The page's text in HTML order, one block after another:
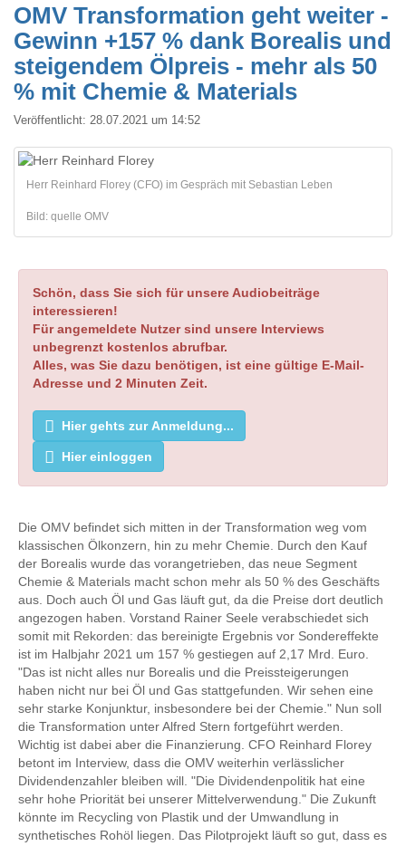
OMV Transformation geht weiter -
Gewinn +157 % dank Borealis und
steigendem Ölpreis - mehr als 50
% mit Chemie & Materials
Veröffentlicht: 28.07.2021 um 14:52
Herr Reinhard Florey (CFO) im Gespräch mit Sebastian Leben
Bild: quelle OMV
Schön, dass Sie sich für unsere Audiobeiträge
interessieren!
Für angemeldete Nutzer sind unsere Interviews
unbegrenzt kostenlos abrufbar.
Alles, was Sie dazu benötigen, ist eine gültige E-Mail-
Adresse und 2 Minuten Zeit.
Hier gehts zur Anmeldung...
Hier einloggen
Die OMV befindet sich mitten in der Transformation weg vom
klassischen Ölkonzern, hin zu mehr Chemie. Durch den Kauf
der Borealis wurde das vorangetrieben, das neue Segment
Chemie & Materials macht schon mehr als 50 % des Geschäfts
aus. Doch auch Öl und Gas läuft gut, da die Preise dort deutlich
angezogen haben. Vorstand Rainer Seele verabschiedet sich
somit mit Rekorden: das bereinigte Ergebnis vor Sondereffekte
ist im Halbjahr 2021 um 157 % gestiegen auf 2,17 Mrd. Euro.
"Das ist nicht alles nur Borealis und die Preissteigerungen
haben nicht nur bei Öl und Gas stattgefunden. Wir sehen eine
sehr starke Konjunktur, insbesondere bei der Chemie." Nun soll
die Transformation unter Alfred Stern fortgeführt werden.
Wichtig ist dabei aber die Finanzierung. CFO Reinhard Florey
betont im Interview, dass die OMV weiterhin verlässlicher
Dividendenzahler bleiben will. "Die Dividendenpolitik hat eine
sehr hohe Priorität bei unserer Mittelverwendung." Die Zukunft
könnte im Recycling von Plastik und der Umwandlung in
synthetisches Rohöl liegen. Das Pilotprojekt läuft so gut, dass es